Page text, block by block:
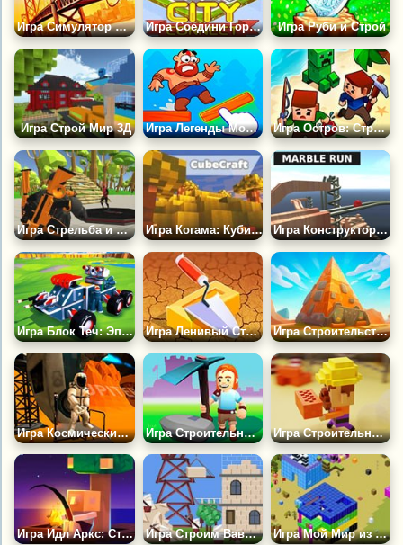
Игра Симулятор Строительства Моста Игра Соедини Город Игра Руби и Строй
Игра Строй Мир 3Д Игра Легенды Мостов Игра Остров: Строй и Выживай
Игра Стрельба и Строительство Форта Игра Когама: Кубическое Ремесло Игра Конструктор-Лабиринт (Marble Run)
Игра Блок Теч: Эпическая Песочница Игра Ленивый Строитель Игра Строительство Пирамиды
Игра Космический Город: Построй Свою Империю Игра Строительный Страж: Основание Королевства Игра Строительный Мастер
Игра Идл Аркс: Строить в Море Игра Строим Вавилонскую Башню Игра Мой Мир из Блоков